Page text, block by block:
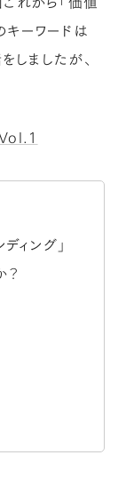
キーワードは
しましたが、
ィング」
？